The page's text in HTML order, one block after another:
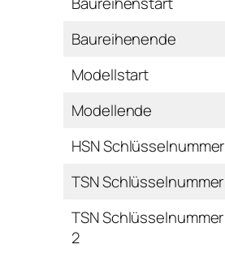
Baureihenende
Modellstart
Modellende
HSN Schlüsselnummer
TSN Schlüsselnummer
TSN Schlüsselnummer
2